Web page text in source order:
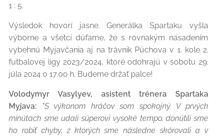
1 : 5.
Výsledok hovorí jasne. Generálka Spartaku vyšla
výborne a všetci dúfame, že s rovnakým nasadením
vybehnú Myjavčania aj na trávnik Púchova v 1. kole 2.
futbalovej ligy 2023/2024, ktoré odohrajú v sobotu 29.
júla 2024 o 17.00 h. Budeme držať palce!
Volodymyr Vasylyev, asistent trénera Spartaka
Myjava:
"S výkonom hráčov som spokojný. V prvých
minútach sme udali súperovi vysoké tempo, donútili sme
ho robiť chyby, z ktorých sme následne skórovali a v